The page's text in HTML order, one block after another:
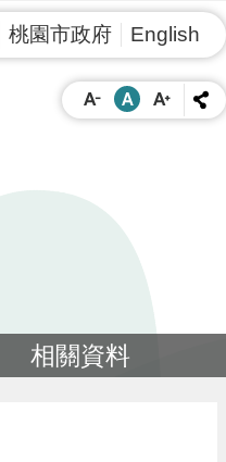
桃園市政府 English
相關資料